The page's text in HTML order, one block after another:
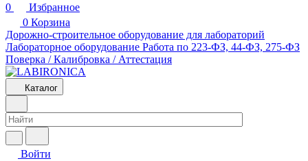
0
Избранное
0 Корзина
Дорожно-строительное оборудование для лабораторий
Лабораторное оборудование Работа по 223-ФЗ, 44-ФЗ, 275-ФЗ
Поверка / Калибровка / Аттестация
Каталог
Войти